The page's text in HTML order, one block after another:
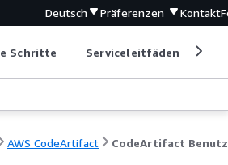
Deutsch Präferenzen Kontakt
Schritte Serviceleitfäden
AWS CodeArtifact